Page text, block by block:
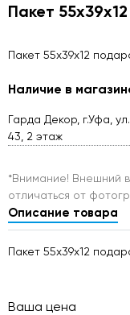
Пакет
Пакет 55х39х12
Наличие в
Гарда Декор, г.Уфа,
43, 2 этаж
*Внимание! Внешний
отличаться от
Описание товара
Пакет 55х39х12
Ваша цена